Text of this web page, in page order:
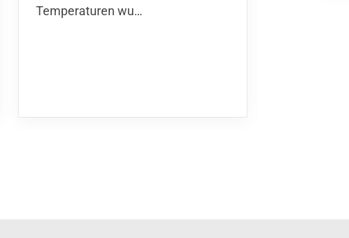
Temperaturen wu…